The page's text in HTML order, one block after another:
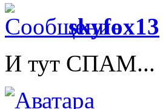
skyfox13
И тут СПАМ...